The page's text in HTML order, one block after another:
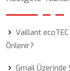
Vaillant
Önlenir?
Gmail Üzerinde